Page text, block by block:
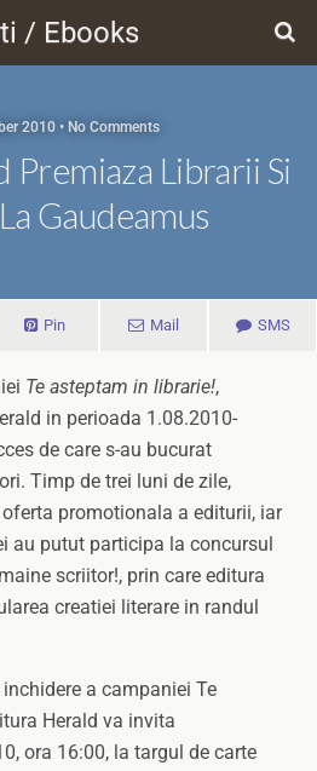
/ Ebooks
2010 • No Comments
Premiaza Librarii Si
Gaudeamus
Pin Mail SMS
Te asteptam in librarie!,
in perioada 1.08.2010-
de care s-au bucurat
Timp de trei luni de zile,
promotionala a editurii, iar
au putut participa la concursul
scriitor!, prin care editura
creatiei literare in randul
a campaniei Te
Herald va invita
ora 16:00, la targul de carte